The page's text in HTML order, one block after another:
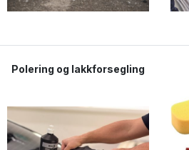
Polering og lakkforsegling